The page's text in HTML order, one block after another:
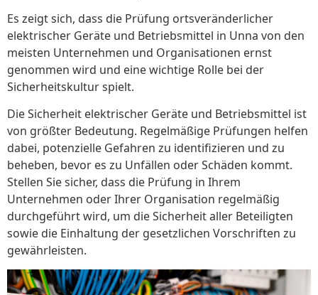
Es zeigt sich, dass die Prüfung ortsveränderlicher
elektrischer Geräte und Betriebsmittel in Unna von den
meisten Unternehmen und Organisationen ernst
genommen wird und eine wichtige Rolle bei der
Sicherheitskultur spielt.
Die Sicherheit elektrischer Geräte und Betriebsmittel ist
von größter Bedeutung. Regelmäßige Prüfungen helfen
dabei, potenzielle Gefahren zu identifizieren und zu
beheben, bevor es zu Unfällen oder Schäden kommt.
Stellen Sie sicher, dass die Prüfung in Ihrem
Unternehmen oder Ihrer Organisation regelmäßig
durchgeführt wird, um die Sicherheit aller Beteiligten
sowie die Einhaltung der gesetzlichen Vorschriften zu
gewährleisten.